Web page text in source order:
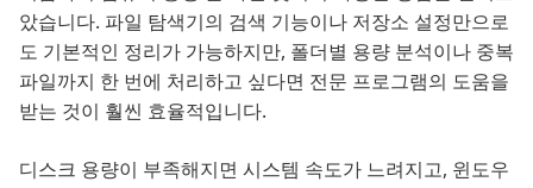
았습니다. 파일 탐색기의 검색 기능이나 저장소 설정만으로
도 기본적인 정리가 가능하지만, 폴더별 용량 분석이나 중복
파일까지 한 번에 처리하고 싶다면 전문 프로그램의 도움을
받는 것이 훨씬 효율적입니다.
디스크 용량이 부족해지면 시스템 속도가 느려지고, 윈도우